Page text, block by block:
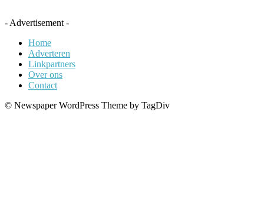
- Advertisement -
Home
Adverteren
Linkpartners
Over ons
Contact
© Newspaper WordPress Theme by TagDiv